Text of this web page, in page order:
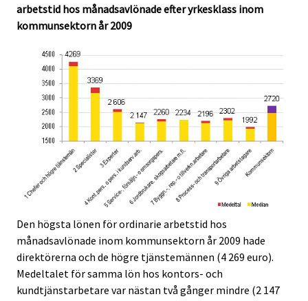
arbetstid hos månadsavlönade efter yrkesklass inom
kommunsektorn år 2009
Den högsta lönen för ordinarie arbetstid hos
månadsavlönade inom kommunsektorn år 2009 hade
direktörerna och de högre tjänstemännen (4 269 euro).
Medeltalet för samma lön hos kontors- och
kundtjänstarbetare var nästan två gånger mindre (2 147